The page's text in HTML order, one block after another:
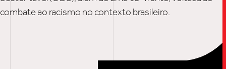
combate ao racismo no contexto brasileiro.